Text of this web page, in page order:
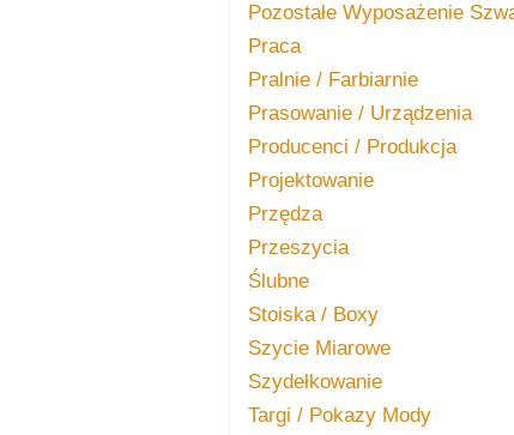
Pozostałe Wyposażenie
Praca
Pralnie / Farbiarnie
Prasowanie / Urządzenia
Producenci / Produkcja
Projektowanie
Przędza
Przeszycia
Ślubne
Stoiska / Boxy
Szycie Miarowe
Szydełkowanie
Targi / Pokazy Mody